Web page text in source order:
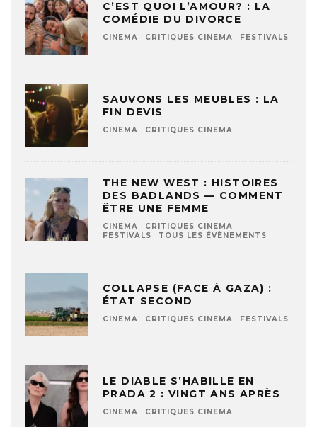
C’EST QUOI L’AMOUR? : LA
COMÉDIE DU DIVORCE
CINEMA CRITIQUES CINEMA FESTIVALS
SAUVONS LES MEUBLES : LA
FIN DEVIS
CINEMA CRITIQUES CINEMA
THE NEW WEST : HISTOIRES
DES BADLANDS — COMMENT
ÊTRE UNE FEMME
CINEMA
CRITIQUES CINEMA
FESTIVALS
TOUS LES ÉVÈNEMENTS
COLLAPSE (FACE À GAZA) :
ÉTAT SECOND
CINEMA CRITIQUES CINEMA FESTIVALS
LE DIABLE S’HABILLE EN
PRADA 2 : VINGT ANS APRÈS
CINEMA CRITIQUES CINEMA